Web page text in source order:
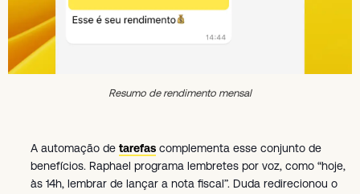
Resumo de rendimento mensal
A automação de tarefas complementa esse conjunto de
benefícios. Raphael programa lembretes por voz, como “hoje,
às 14h, lembrar de lançar a nota fiscal”. Duda redirecionou o